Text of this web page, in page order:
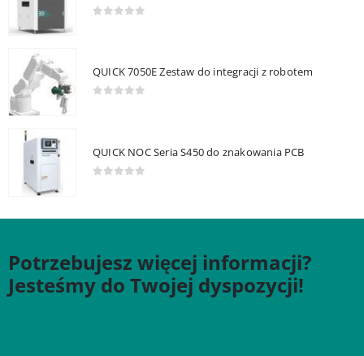
QUICK 7050E Zestaw do integracji z robotem
QUICK NOC Seria S450 do znakowania PCB
Potrzebujesz więcej informacji?
Jesteśmy do Twojej dyspozycji!